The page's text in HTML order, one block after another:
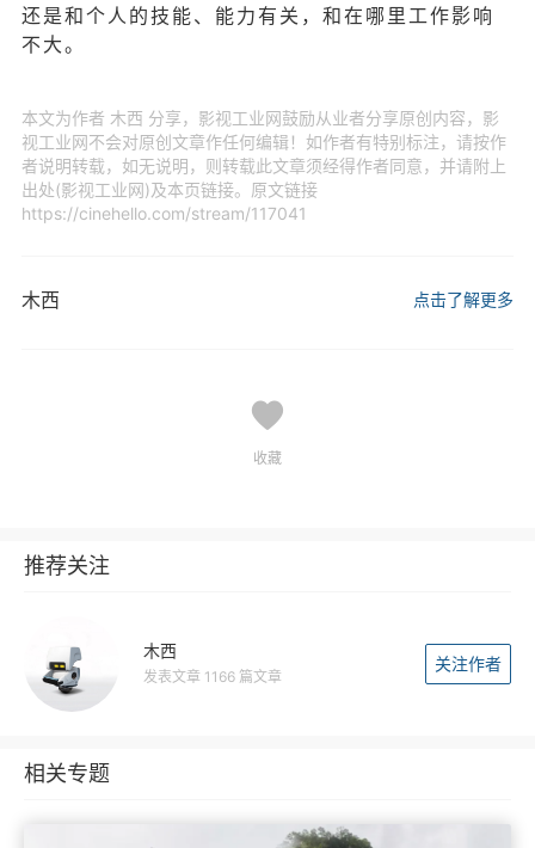
还是和个人的技能、能力有关，和在哪里工作影响
不大。
本文为作者 木西 分享，影视工业网鼓励从业者分享原创内容，影
视工业网不会对原创文章作任何编辑！如作者有特别标注，请按作
者说明转载，如无说明，则转载此文章须经得作者同意，并请附上
出处(影视工业网)及本页链接。原文链接
https://cinehello.com/stream/117041
木西 点击了解更多
收藏
推荐关注
木西
发表文章 1166 篇文章
关注作者
相关专题